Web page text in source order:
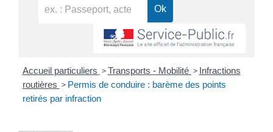
Accueil particuliers > Transports - Mobilité > Infractions
routières > Permis de conduire : barème des points
retirés par infraction